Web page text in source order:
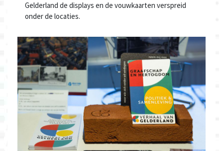
Gelderland de displays en de vouwkaarten verspreid
onder de locaties.